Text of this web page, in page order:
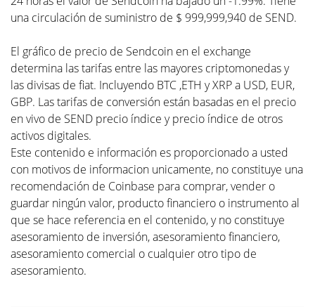
una circulación de suministro de $ 999,999,940 de SEND.
El gráfico de precio de Sendcoin en el exchange
determina las tarifas entre las mayores criptomonedas y
las divisas de fiat. Incluyendo BTC ,ETH y XRP a USD, EUR,
GBP. Las tarifas de conversión están basadas en el precio
en vivo de SEND precio índice y precio índice de otros
activos digitales.
Este contenido e información es proporcionado a usted
con motivos de informacion unicamente, no constituye una
recomendación de Coinbase para comprar, vender o
guardar ningún valor, producto financiero o instrumento al
que se hace referencia en el contenido, y no constituye
asesoramiento de inversión, asesoramiento financiero,
asesoramiento comercial o cualquier otro tipo de
asesoramiento.